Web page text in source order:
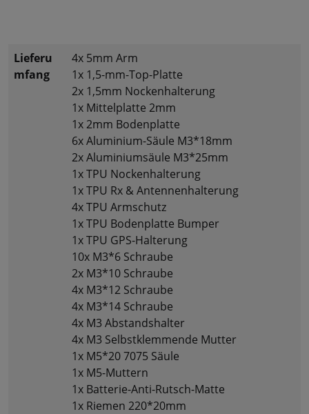
Lieferu
mfang
4x 5mm Arm
1x 1,5-mm-Top-Platte
2x 1,5mm Nockenhalterung
1x Mittelplatte 2mm
1x 2mm Bodenplatte
6x Aluminium-Säule M3*18mm
2x Aluminiumsäule M3*25mm
1x TPU Nockenhalterung
1x TPU Rx & Antennenhalterung
4x TPU Armschutz
1x TPU Bodenplatte Bumper
1x TPU GPS-Halterung
10x M3*6 Schraube
2x M3*10 Schraube
4x M3*12 Schraube
4x M3*14 Schraube
4x M3 Abstandshalter
4x M3 Selbstklemmende Mutter
1x M5*20 7075 Säule
1x M5-Muttern
1x Batterie-Anti-Rutsch-Matte
1x Riemen 220*20mm